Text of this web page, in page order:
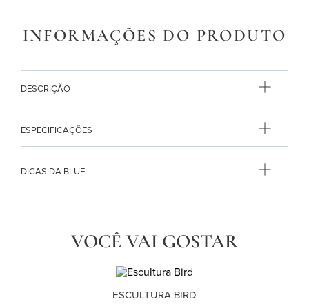
INFORMAÇÕES DO PRODUTO
DESCRIÇÃO
ESPECIFICAÇÕES
DICAS DA BLUE
VOCÊ VAI GOSTAR
ESCULTURA BIRD